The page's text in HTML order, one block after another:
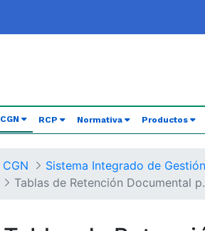
CGN (current)
RCP Normativa Productos
CGN
Tablas